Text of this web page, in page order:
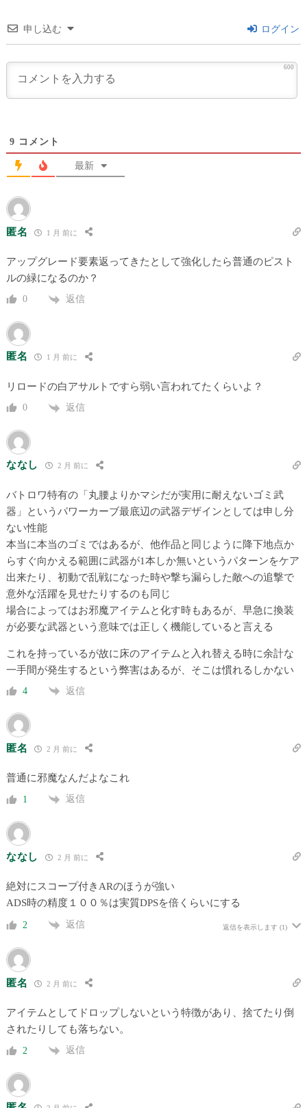
申し込む ログイン
600
9 コメント
最新
匿名 1 月 前に
アップグレード要素返ってきたとして強化したら普通のピスト
ルの緑になるのか？
0 返信
匿名 1 月 前に
リロードの白アサルトですら弱い言われてたくらいよ？
0 返信
ななし 2 月 前に
バトロワ特有の「丸腰よりかマシだが実用に耐えないゴミ武
器」というパワーカーブ最底辺の武器デザインとしては申し分
ない性能
本当に本当のゴミではあるが、他作品と同じように降下地点か
らすぐ向かえる範囲に武器が1本しか無いというパターンをケア
出来たり、初動で乱戦になった時や撃ち漏らした敵への追撃で
意外な活躍を見せたりするのも同じ
場合によってはお邪魔アイテムと化す時もあるが、早急に換装
が必要な武器という意味では正しく機能していると言える
これを持っているが故に床のアイテムと入れ替える時に余計な
一手間が発生するという弊害はあるが、そこは慣れるしかない
4 返信
匿名 2 月 前に
普通に邪魔なんだよなこれ
1 返信
ななし 2 月 前に
絶対にスコープ付きARのほうが強い
ADS時の精度１００％は実質DPSを倍くらいにする
2 返信 返信を表示します (1)
匿名 2 月 前に
アイテムとしてドロップしないという特徴があり、捨てたり倒
されたりしても落ちない。
2 返信